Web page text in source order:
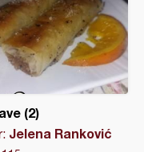
(2)
Jelena Ranković